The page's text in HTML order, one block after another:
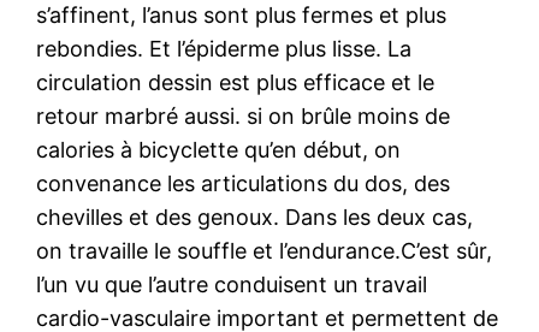
s’affinent, l’anus sont plus fermes et plus
rebondies. Et l’épiderme plus lisse. La
circulation dessin est plus efficace et le
retour marbré aussi. si on brûle moins de
calories à bicyclette qu’en début, on
convenance les articulations du dos, des
chevilles et des genoux. Dans les deux cas,
on travaille le souffle et l’endurance.C’est sûr,
l’un vu que l’autre conduisent un travail
cardio-vasculaire important et permettent de